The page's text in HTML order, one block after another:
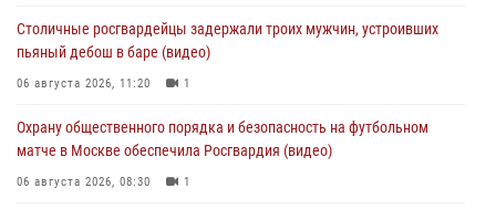
Столичные росгвардейцы задержали троих мужчин, устроивших
пьяный дебош в баре (видео)
06 августа 2026, 11:20 1
Охрану общественного порядка и безопасность на футбольном
матче в Москве обеспечила Росгвардия (видео)
06 августа 2026, 08:30 1